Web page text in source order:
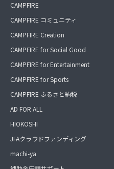
CAMPFIRE
CAMPFIRE コミュニティ
CAMPFIRE Creation
CAMPFIRE for Social Good
CAMPFIRE for Entertainment
CAMPFIRE for Sports
CAMPFIRE ふるさと納税
AD FOR ALL
HIOKOSHI
JFAクラウドファンディング
machi-ya